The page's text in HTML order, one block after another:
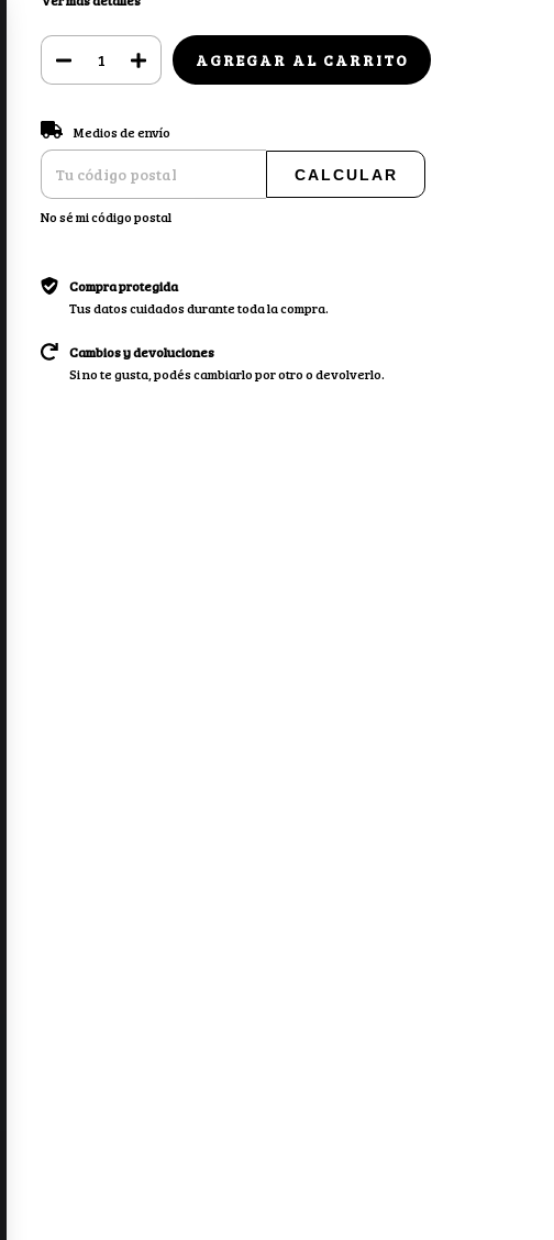
Entregas para el CP:
Medios de envío
CALCULAR
No sé mi código postal
Compra protegida
Tus datos cuidados durante toda la compra.
Cambios y devoluciones
Si no te gusta, podés cambiarlo por otro o devolverlo.